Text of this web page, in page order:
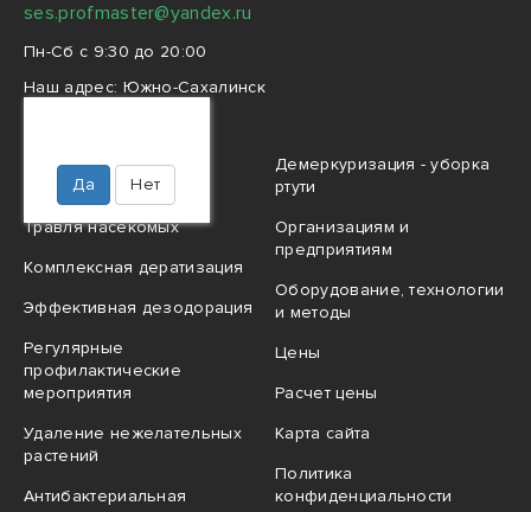
ses.profmaster@yandex.ru
Пн-Сб с 9:30 до 20:00
Наш адрес: Южно-Сахалинск
Да Нет
Профессиональная
дезинфекция
Травля насекомых
Комплексная дератизация
Эффективная дезодорация
Регулярные
профилактические
мероприятия
Удаление нежелательных
растений
Антибактериальная
Демеркуризация - уборка
ртути
Организациям и
предприятиям
Оборудование, технологии
и методы
Цены
Расчет цены
Карта сайта
Политика
конфиденциальности